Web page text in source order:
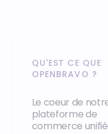
QU'EST CE QUE
OPENBRAVO ?
Le coeur de
plateforme de
commerce unifié